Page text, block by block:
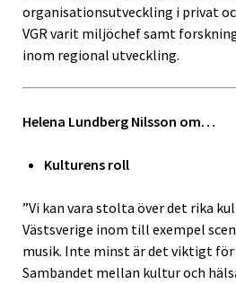
organisationsutveckling i privat
VGR varit miljöchef samt
inom regional utveckling.
Helena Lundberg Nilsson om…
Kulturens roll
”Vi kan vara stolta över det rika
Västsverige inom till exempel
musik. Inte minst är det viktigt för
Sambandet mellan kultur och